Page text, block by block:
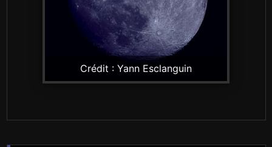
Crédit : Yann Esclanguin